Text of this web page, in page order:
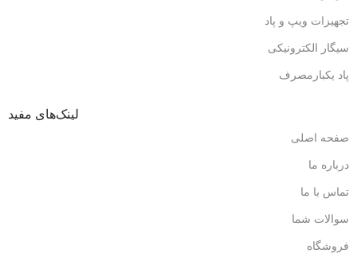
تجهیزات ویپ و پاد
سیگار الکترونیکی
پاد یکبارمصرف
لینک‌های مفید
صفحه اصلی
درباره ما
تماس با ما
سوالات شما
فروشگاه